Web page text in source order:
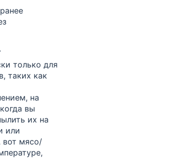
только для
таких как
на
вы
их на
или
мясо/